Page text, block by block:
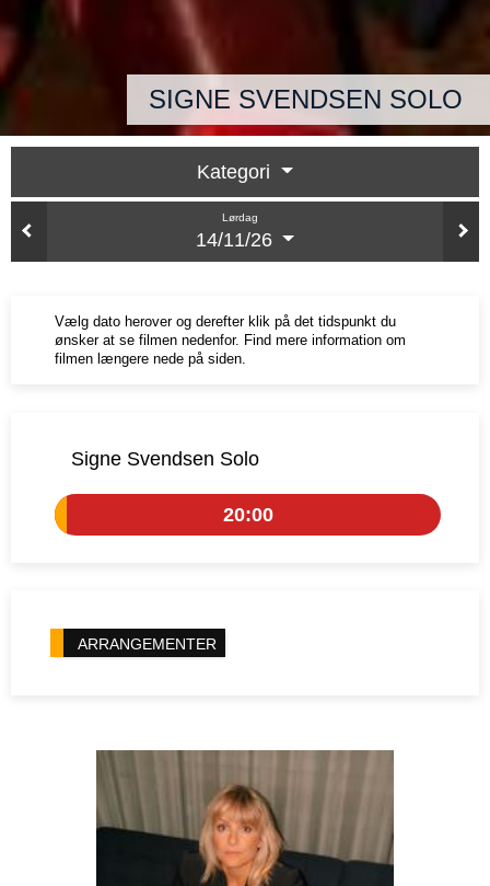
SIGNE SVENDSEN SOLO
Kategori
Lørdag
14/11/26
Vælg dato herover og derefter klik på det tidspunkt du
ønsker at se filmen nedenfor. Find mere information om
filmen længere nede på siden.
Signe Svendsen Solo
20:00
ARRANGEMENTER